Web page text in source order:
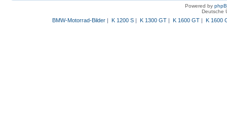
Powered by
Deutsche
BMW-Motorrad-Bilder| K 1200 S| K 1300 GT| K 1600 GT| K 1600